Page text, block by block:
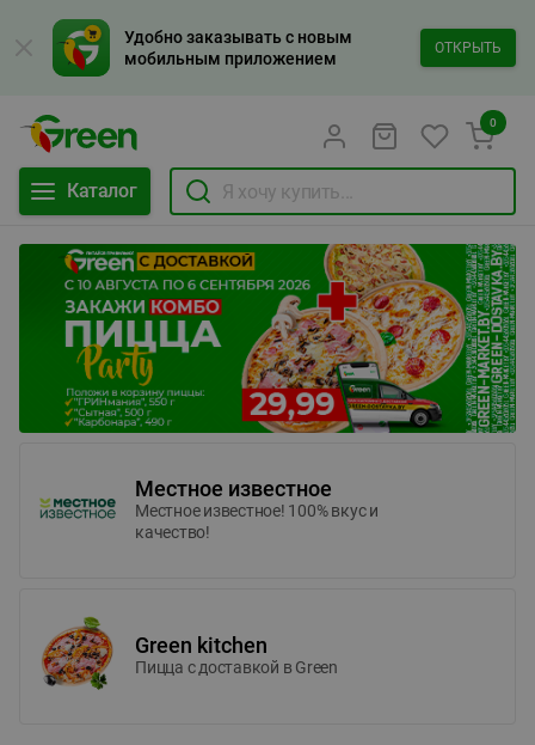
Удобно заказывать с новым
мобильным приложением
ОТКРЫТЬ
Каталог
0
Местное известное
Местное известное! 100% вкус и
качество!
Green kitchen
Пицца c доставкой в Green